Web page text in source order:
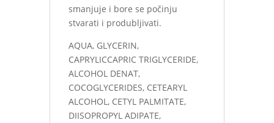
smanjuje i bore se počinju
stvarati i produbljivati.
AQUA, GLYCERIN,
CAPRYLICCAPRIC TRIGLYCERIDE,
ALCOHOL DENAT,
COCOGLYCERIDES, CETEARYL
ALCOHOL, CETYL PALMITATE,
DIISOPROPYL ADIPATE,